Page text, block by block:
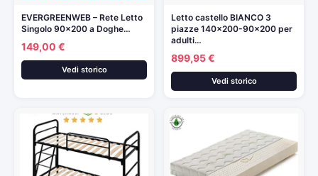
EVERGREENWEB – Rete Letto
Singolo 90×200 a Doghe…
149,00 €
Vedi storico
Letto castello BIANCO 3
piazze 140×200-90×200 per
adulti…
899,95 €
Vedi storico